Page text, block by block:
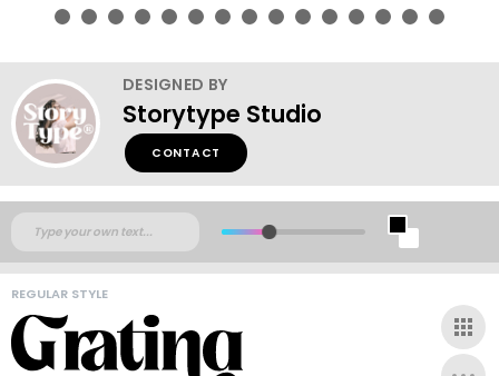
DESIGNED BY
Storytype Studio
CONTACT
REGULAR STYLE